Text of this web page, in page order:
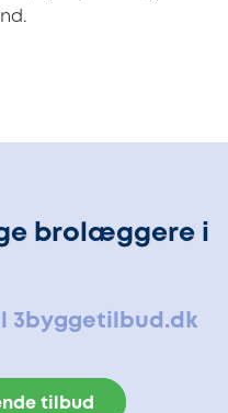
brolæggere i
3byggetilbud.dk
tilbud